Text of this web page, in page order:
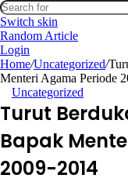
Switch skin
Random Article
Login
Home/Uncategorized/
Menteri Agama Periode
Uncategorized
Turut
Bapak
2009-2014